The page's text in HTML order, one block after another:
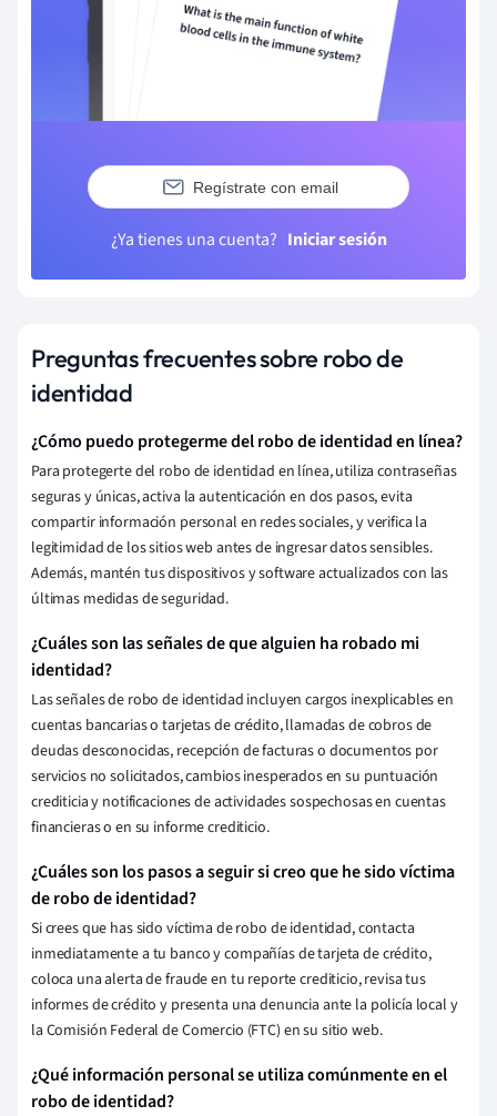
Regístrate con email
¿Ya tienes una cuenta? Iniciar sesión
Preguntas frecuentes sobre robo de
identidad
¿Cómo puedo protegerme del robo de identidad en línea?
Para protegerte del robo de identidad en línea, utiliza contraseñas
seguras y únicas, activa la autenticación en dos pasos, evita
compartir información personal en redes sociales, y verifica la
legitimidad de los sitios web antes de ingresar datos sensibles.
Además, mantén tus dispositivos y software actualizados con las
últimas medidas de seguridad.
¿Cuáles son las señales de que alguien ha robado mi
identidad?
Las señales de robo de identidad incluyen cargos inexplicables en
cuentas bancarias o tarjetas de crédito, llamadas de cobros de
deudas desconocidas, recepción de facturas o documentos por
servicios no solicitados, cambios inesperados en su puntuación
crediticia y notificaciones de actividades sospechosas en cuentas
financieras o en su informe crediticio.
¿Cuáles son los pasos a seguir si creo que he sido víctima
de robo de identidad?
Si crees que has sido víctima de robo de identidad, contacta
inmediatamente a tu banco y compañías de tarjeta de crédito,
coloca una alerta de fraude en tu reporte crediticio, revisa tus
informes de crédito y presenta una denuncia ante la policía local y
la Comisión Federal de Comercio (FTC) en su sitio web.
¿Qué información personal se utiliza comúnmente en el
robo de identidad?